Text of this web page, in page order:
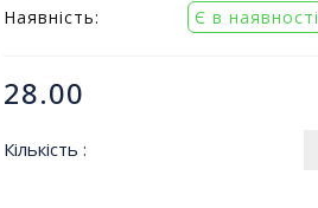
Наявність:
Є в наявності
28.00
Кількість :